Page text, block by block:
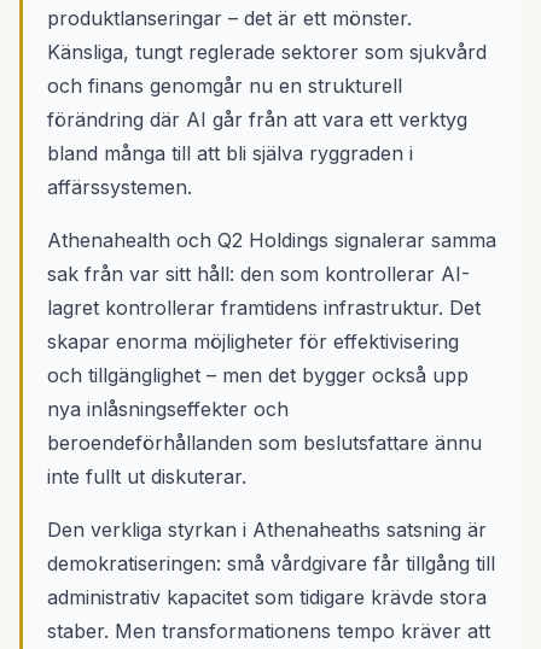
produktlanseringar – det är ett mönster.
Känsliga, tungt reglerade sektorer som sjukvård
och finans genomgår nu en strukturell
förändring där AI går från att vara ett verktyg
bland många till att bli själva ryggraden i
affärssystemen.
Athenahealth och Q2 Holdings signalerar samma
sak från var sitt håll: den som kontrollerar AI-
lagret kontrollerar framtidens infrastruktur. Det
skapar enorma möjligheter för effektivisering
och tillgänglighet – men det bygger också upp
nya inlåsningseffekter och
beroendeförhållanden som beslutsfattare ännu
inte fullt ut diskuterar.
Den verkliga styrkan i Athenaheaths satsning är
demokratiseringen: små vårdgivare får tillgång till
administrativ kapacitet som tidigare krävde stora
staber. Men transformationens tempo kräver att